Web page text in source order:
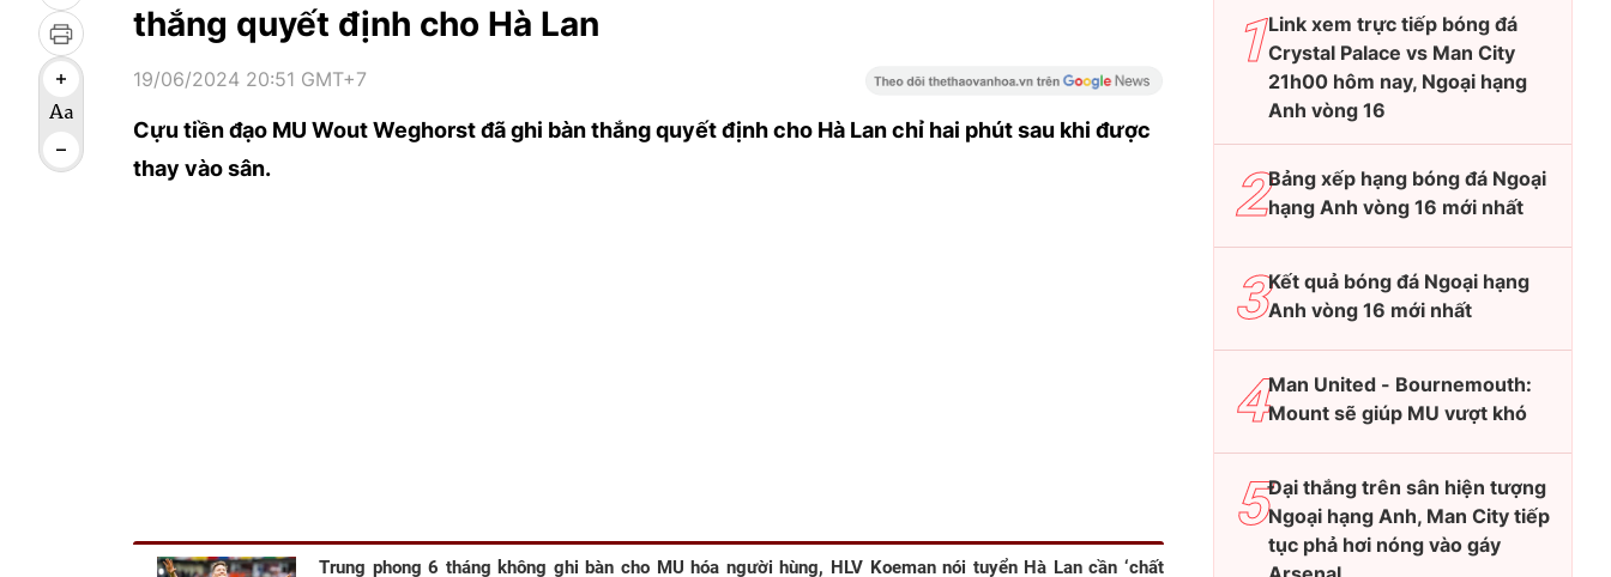
thắng quyết định cho Hà Lan
19/06/2024 20:51 GMT+7
Cựu tiền đạo MU Wout Weghorst đã ghi bàn thắng quyết định cho Hà Lan chỉ hai phút sau khi được
thay vào sân.
Trung phong 6 tháng không ghi bàn cho MU hóa người hùng, HLV Koeman nói tuyển Hà Lan cần ‘chất
Link xem trực tiếp bóng đá
Crystal Palace vs Man City
21h00 hôm nay, Ngoại hạng
Anh vòng 16
Bảng xếp hạng bóng đá Ngoại
hạng Anh vòng 16 mới nhất
Kết quả bóng đá Ngoại hạng
Anh vòng 16 mới nhất
Man United - Bournemouth:
Mount sẽ giúp MU vượt khó
Đại thắng trên sân hiện tượng
Ngoại hạng Anh, Man City tiếp
tục phả hơi nóng vào gáy